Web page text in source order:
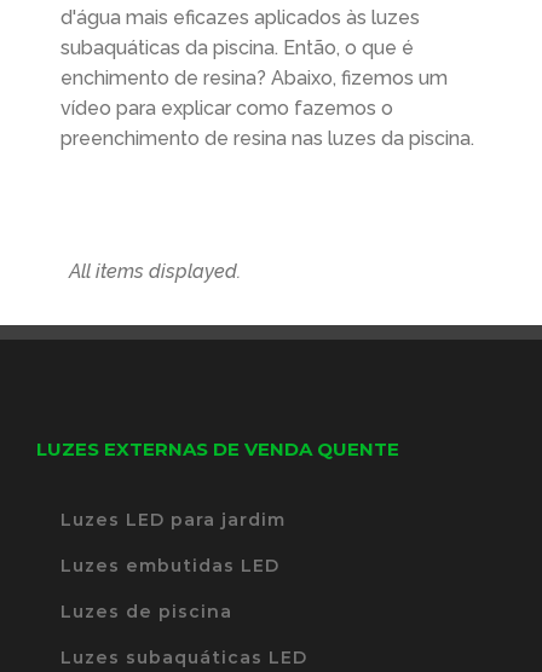
d'água mais eficazes aplicados às luzes
subaquáticas da piscina. Então, o que é
enchimento de resina? Abaixo, fizemos um
vídeo para explicar como fazemos o
preenchimento de resina nas luzes da piscina.
Luzes embutidas LED
Luzes subaquáticas LED